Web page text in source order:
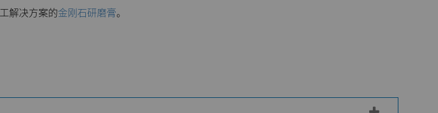
解决方案的金刚石研磨膏。